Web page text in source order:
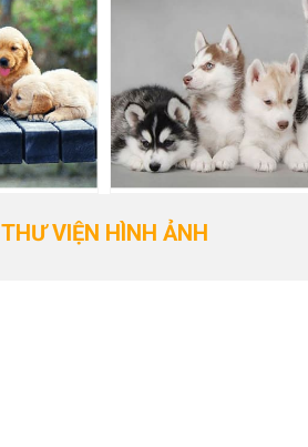
THƯ VIỆN HÌNH ẢNH